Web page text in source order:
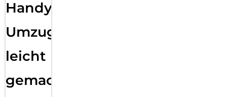
Handy
Umzug
leicht
gemacht!